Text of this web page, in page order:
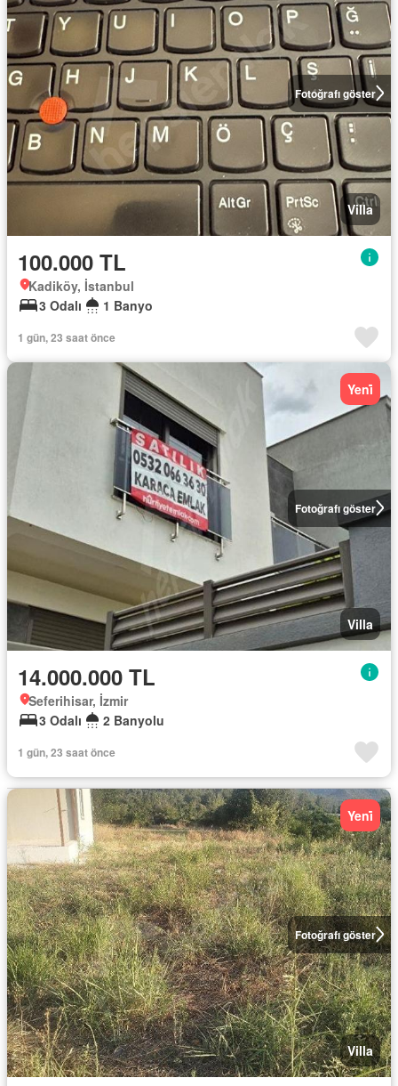
Fotoğrafı göster
Villa
100.000 TL
Kadiköy, İstanbul
3 Odalı
1 Banyo
1 gün, 23 saat önce
Fotoğrafı göster
Yeni̇
Villa
14.000.000 TL
Seferihisar, İzmir
3 Odalı
2 Banyolu
1 gün, 23 saat önce
Fotoğrafı göster
Yeni̇
Villa